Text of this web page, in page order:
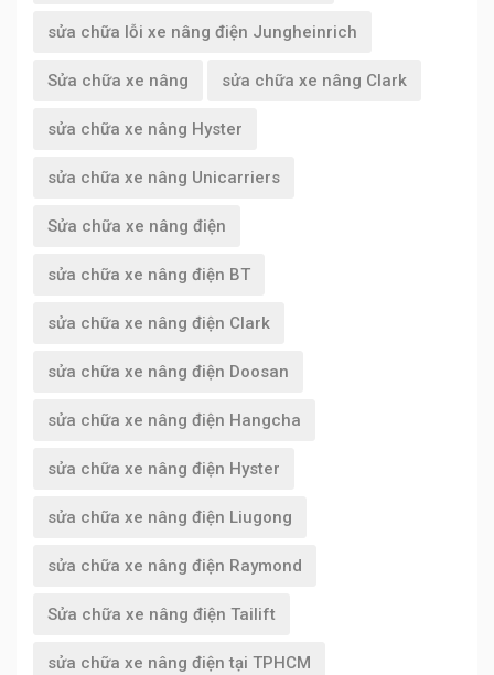
sửa chữa lỗi xe nâng điện Jungheinrich
Sửa chữa xe nâng sửa chữa xe nâng Clark
sửa chữa xe nâng Hyster
sửa chữa xe nâng Unicarriers
Sửa chữa xe nâng điện
sửa chữa xe nâng điện BT
sửa chữa xe nâng điện Clark
sửa chữa xe nâng điện Doosan
sửa chữa xe nâng điện Hangcha
sửa chữa xe nâng điện Hyster
sửa chữa xe nâng điện Liugong
sửa chữa xe nâng điện Raymond
Sửa chữa xe nâng điện Tailift
sửa chữa xe nâng điện tại TPHCM